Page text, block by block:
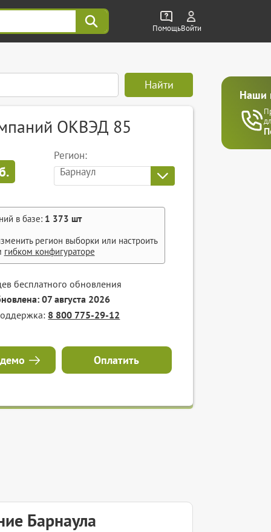
ПомощьВойти
Наши
Найти
ОКВЭД 85
Регион:
Барнаул
в базе: 1 373 шт
регион выборки или настроить
гибком конфигураторе
бесплатного обновления
07 августа 2026
8 800 775-29-12
Оплатить
Барнаула